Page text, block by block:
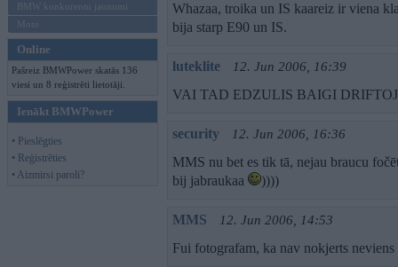
BMW konkurentu jaunumi
Moto
Online
Pašreiz BMWPower skatās 136
viesi un 8 reģistrēti lietotāji.
Ienākt BMWPower
• Pieslēgties
• Reģistrēties
• Aizmirsi paroli?
Whazaa, troika un IS kaareiz ir viena
bija starp E90 un IS.
luteklite 12. Jun 2006, 16:39
VAI TAD EDZULIS BAIGI
security 12. Jun 2006, 16:36
MMS nu bet es tik tā, nejau braucu
bij jabraukaa
))))
MMS 12. Jun 2006, 14:53
Fui fotografam, ka nav nokjerts